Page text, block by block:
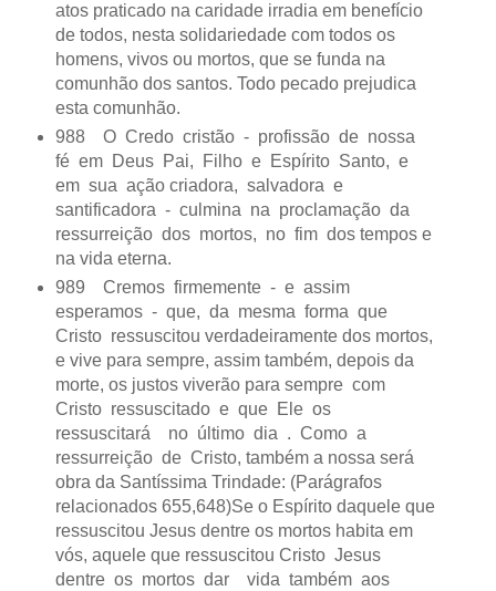
atos praticado na caridade irradia em benefício
de todos, nesta solidariedade com todos os
homens, vivos ou mortos, que se funda na
comunhão dos santos. Todo pecado prejudica
esta comunhão.
988 O Credo cristão - profissão de nossa
fé em Deus Pai, Filho e Espírito Santo, e
em sua ação criadora, salvadora e
santificadora - culmina na proclamação da
ressurreição dos mortos, no fim dos tempos e
na vida eterna.
989 Cremos firmemente - e assim
esperamos - que, da mesma forma que
Cristo ressuscitou verdadeiramente dos mortos,
e vive para sempre, assim também, depois da
morte, os justos viverão para sempre com
Cristo ressuscitado e que Ele os
ressuscitará no último dia . Como a
ressurreição de Cristo, também a nossa será
obra da Santíssima Trindade: (Parágrafos
relacionados 655,648)Se o Espírito daquele que
ressuscitou Jesus dentre os mortos habita em
vós, aquele que ressuscitou Cristo Jesus
dentre os mortos dar vida também aos